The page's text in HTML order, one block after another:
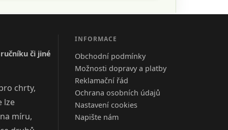
či jiné
chrty,
lze
míru,
INFORMACE
Obchodní podmínky
Možnosti dopravy a platby
Reklamační řád
Ochrana osobních údajů
Nastavení cookies
Napište nám